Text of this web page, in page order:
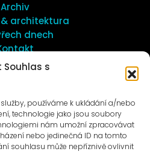
Souhlas s
používáme k ukládání a/nebo
technologie jako jsou soubory
nám umožní zpracovávat
nebo jedinečná ID na tomto
souhlasu může nepříznivě ovlivnit
Archiv
architektura
dnech
v Motole